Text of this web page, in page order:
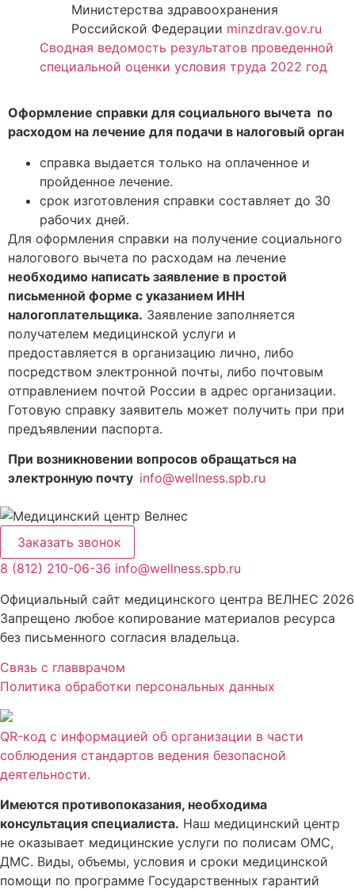
Министерства здравоохранения
Российской Федерации minzdrav.gov.ru
Сводная ведомость результатов проведенной
специальной оценки условия труда 2022 год
Оформление справки для социального вычета по
расходом на лечение для подачи в налоговый орган
справка выдается только на оплаченное и
пройденное лечение.
срок изготовления справки составляет до 30
рабочих дней.
Для оформления справки на получение социального
налогового вычета по расходам на лечение
необходимо написать заявление в простой
письменной форме с указанием ИНН
налогоплательщика. Заявление заполняется
получателем медицинской услуги и
предоставляется в организацию лично, либо
посредством электронной почты, либо почтовым
отправлением почтой России в адрес организации.
Готовую справку заявитель может получить при при
предъявлении паспорта.
При возникновении вопросов обращаться на
электронную почту info@wellness.spb.ru
Заказать звонок
8 (812) 210-06-36 info@wellness.spb.ru
Официальный сайт медицинского центра ВЕЛНЕС 2026
Запрещено любое копирование материалов ресурса
без письменного согласия владельца.
Связь с главврачом
Политика обработки персональных данных
QR-код с информацией об организации в части
соблюдения стандартов ведения безопасной
деятельности.
Имеются противопоказания, необходима
консультация специалиста. Наш медицинский центр
не оказывает медицинские услуги по полисам ОМС,
ДМС. Виды, объемы, условия и сроки медицинской
помощи по программе Государственных гарантий